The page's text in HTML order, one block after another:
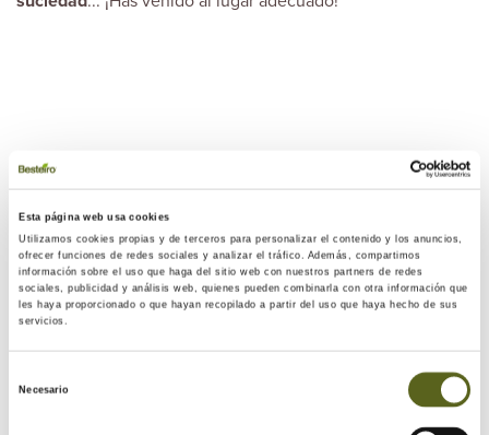
Esta página web usa cookies
Utilizamos cookies propias y de terceros para personalizar el contenido y los anuncios,
ofrecer funciones de redes sociales y analizar el tráfico. Además, compartimos
información sobre el uso que haga del sitio web con nuestros partners de redes
sociales, publicidad y análisis web, quienes pueden combinarla con otra información que
les haya proporcionado o que hayan recopilado a partir del uso que haya hecho de sus
servicios.
Necesario
Gracias al sistema de clic patentado Uniclic, podrás darle un
nuevo aire a tu espacio en untiempo récord y sin apenas
esfuerzo. Y no te preocupes por aquellos rincones más
complicados, ¡este sistema permite colocar las láminas
hasta debajo de las puertas y en las escaleras!
mantenimiento es